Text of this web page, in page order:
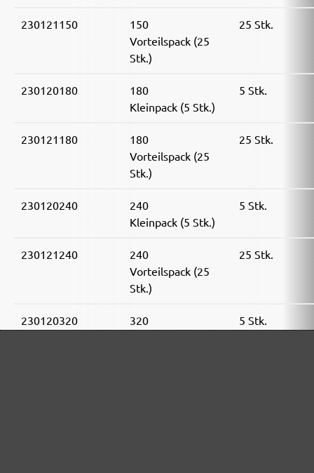
230121150
150
Vorteilspack (25
Stk.)
25 Stk.
230120180
180
Kleinpack (5 Stk.)
5 Stk.
230121180
180
Vorteilspack (25
Stk.)
25 Stk.
230120240
240
Kleinpack (5 Stk.)
5 Stk.
230121240
240
Vorteilspack (25
Stk.)
25 Stk.
230120320
320
5 Stk.